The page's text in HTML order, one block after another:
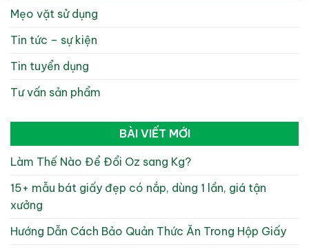
Mẹo vặt sử dụng
Tin tức – sự kiện
Tin tuyển dụng
Tư vấn sản phẩm
BÀI VIẾT MỚI
Làm Thế Nào Để Đổi Oz sang Kg?
15+ mẫu bát giấy đẹp có nắp, dùng 1 lần, giá tận
xưởng
Hướng Dẫn Cách Bảo Quản Thức Ăn Trong Hộp Giấy